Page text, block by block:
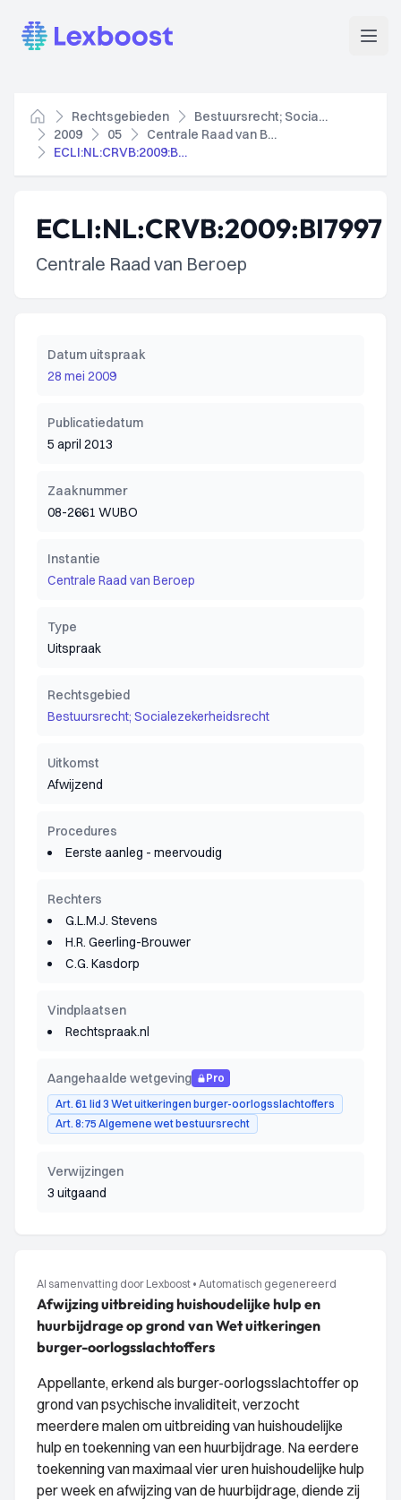
Lexboost
Home
Rechtsgebieden
Bestuursrecht; Socialezekerheidsrecht
2009
05
Centrale Raad van Beroep
ECLI:NL:CRVB:2009:BI7997
ECLI:NL:CRVB:2009:BI7997
Centrale Raad van Beroep
Datum uitspraak
28 mei 2009
Publicatiedatum
5 april 2013
Zaaknummer
08-2661 WUBO
Instantie
Centrale Raad van Beroep
Type
Uitspraak
Rechtsgebied
Bestuursrecht; Socialezekerheidsrecht
Uitkomst
Afwijzend
Procedures
Eerste aanleg - meervoudig
Rechters
G.L.M.J. Stevens
H.R. Geerling-Brouwer
C.G. Kasdorp
Vindplaatsen
Rechtspraak.nl
Aangehaalde wetgeving
Pro
Art. 61 lid 3 Wet uitkeringen burger-oorlogsslachtoffers
Art. 8:75 Algemene wet bestuursrecht
Verwijzingen
3 uitgaand
AI samenvatting door Lexboost • Automatisch gegenereerd
Afwijzing uitbreiding huishoudelijke hulp en
huurbijdrage op grond van Wet uitkeringen
burger-oorlogsslachtoffers
Appellante, erkend als burger-oorlogsslachtoffer op
grond van psychische invaliditeit, verzocht
meerdere malen om uitbreiding van huishoudelijke
hulp en toekenning van een huurbijdrage. Na eerdere
toekenning van maximaal vier uren huishoudelijke hulp
per week en afwijzing van de huurbijdrage, diende zij